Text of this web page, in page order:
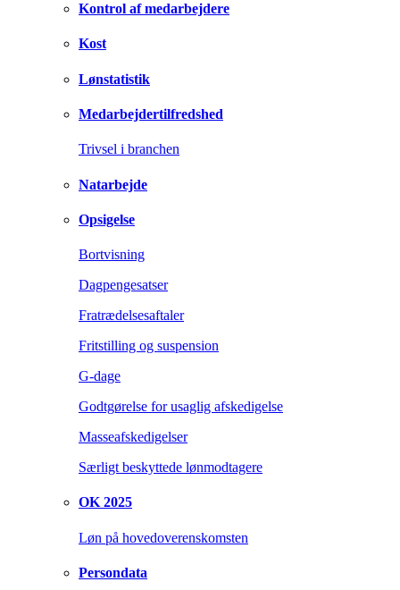
Kontrol af medarbejdere
Kost
Lønstatistik
Medarbejdertilfredshed
Trivsel i branchen
Natarbejde
Opsigelse
Bortvisning
Dagpengesatser
Fratrædelsesaftaler
Fritstilling og suspension
G-dage
Godtgørelse for usaglig afskedigelse
Masseafskedigelser
Særligt beskyttede lønmodtagere
OK 2025
Løn på hovedoverenskomsten
Persondata